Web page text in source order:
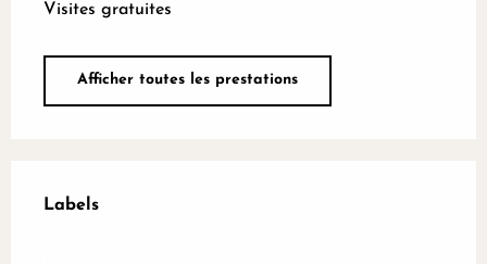
Visites gratuites
Afficher toutes les prestations
Labels
Labels